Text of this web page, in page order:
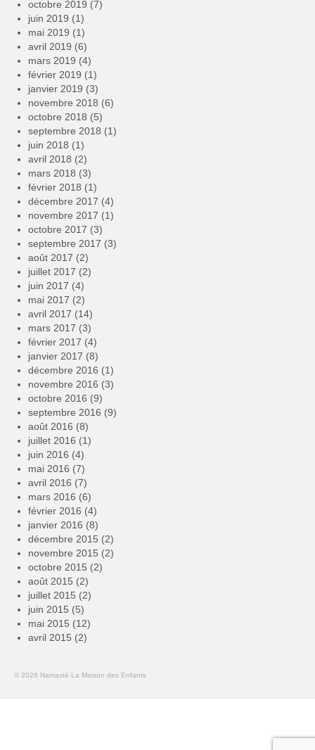
octobre 2019 (7)
juin 2019 (1)
mai 2019 (1)
avril 2019 (6)
mars 2019 (4)
février 2019 (1)
janvier 2019 (3)
novembre 2018 (6)
octobre 2018 (5)
septembre 2018 (1)
juin 2018 (1)
avril 2018 (2)
mars 2018 (3)
février 2018 (1)
décembre 2017 (4)
novembre 2017 (1)
octobre 2017 (3)
septembre 2017 (3)
août 2017 (2)
juillet 2017 (2)
juin 2017 (4)
mai 2017 (2)
avril 2017 (14)
mars 2017 (3)
février 2017 (4)
janvier 2017 (8)
décembre 2016 (1)
novembre 2016 (3)
octobre 2016 (9)
septembre 2016 (9)
août 2016 (8)
juillet 2016 (1)
juin 2016 (4)
mai 2016 (7)
avril 2016 (7)
mars 2016 (6)
février 2016 (4)
janvier 2016 (8)
décembre 2015 (2)
novembre 2015 (2)
octobre 2015 (2)
août 2015 (2)
juillet 2015 (2)
juin 2015 (5)
mai 2015 (12)
avril 2015 (2)
© 2026 Namasté La Maison des Enfants